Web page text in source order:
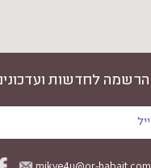
הרשמה לחדשות